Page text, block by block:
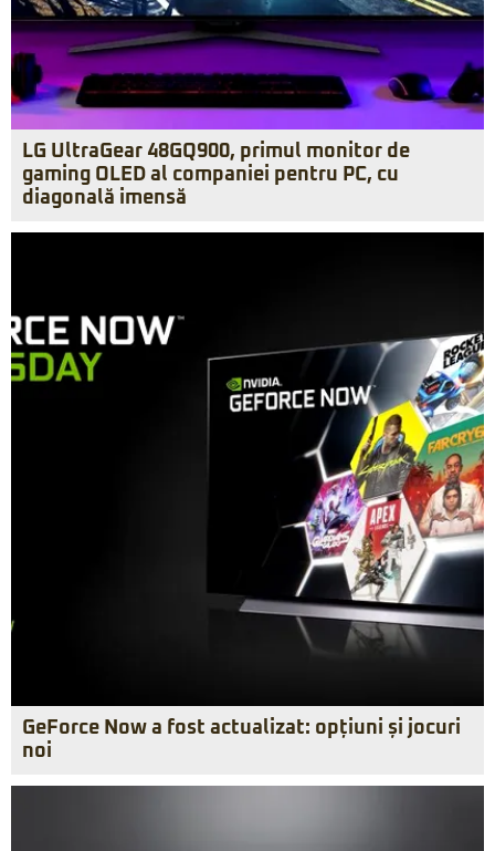
LG UltraGear 48GQ900, primul monitor de
gaming OLED al companiei pentru PC, cu
diagonală imensă
GeForce Now a fost actualizat: opțiuni și jocuri
noi